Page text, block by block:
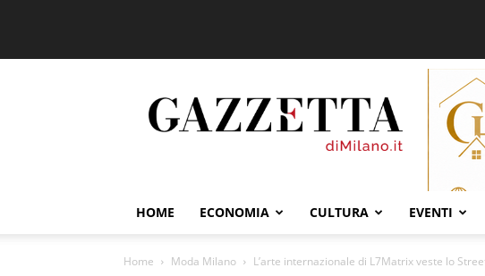
HOME ECONOMIA CULTURA EVENTI
Home Moda Milano L’arte internazionale di L7Matrix veste lo